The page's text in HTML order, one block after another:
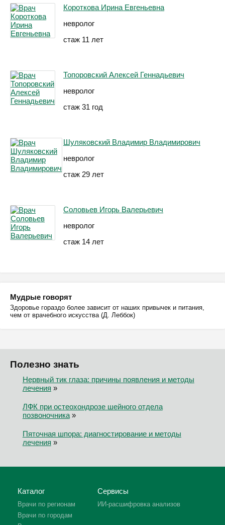
Короткова Ирина Евгеньевна
невролог
стаж 11 лет
Топоровский Алексей Геннадьевич
невролог
стаж 31 год
Шуляковский Владимир Владимирович
невролог
стаж 29 лет
Соловьев Игорь Валерьевич
невролог
стаж 14 лет
Мудрые говорят
Здоровье гораздо более зависит от наших привычек и питания,
чем от врачебного искусства (Д. Леббок)
Полезно знать
Нервный тик глаза: причины появления и методы
лечения »
ЛФК при остеохондрозе шейного отдела
позвоночника»
Пяточная шпора: диагностирование и методы
лечения »
Каталог
Врачи по регионам
Врачи по городам
Сервисы
ИИ-расшифровка анализов